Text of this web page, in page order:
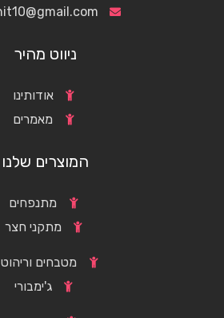
ניווט מהיר
אודותינו
מאמרים
המוצרים שלנו
מתנפחים
מתקני חצר
מטבחים וריהוט
ג'ימבורי